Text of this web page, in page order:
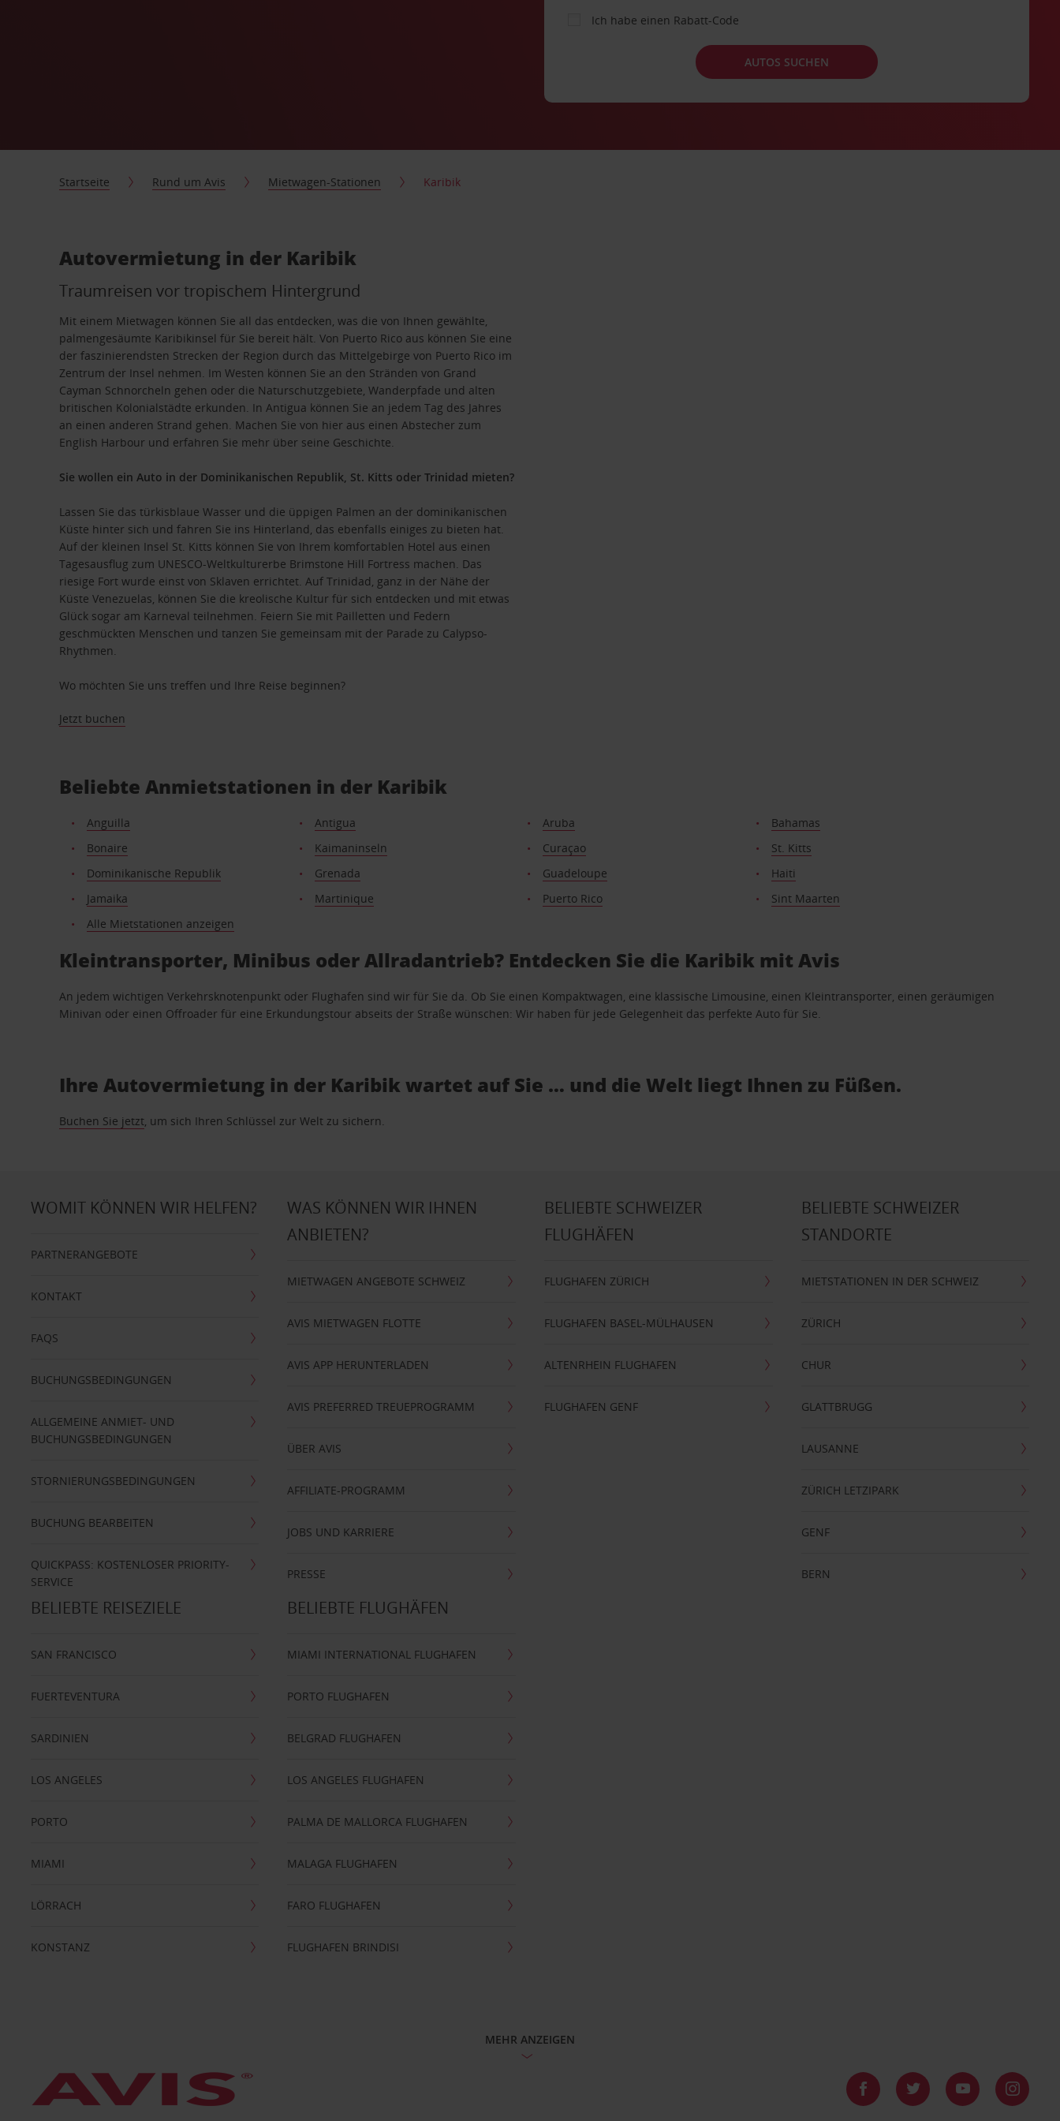
Ich habe einen Rabatt-Code
AUTOS SUCHEN
Startseite Rund um Avis Mietwagen-Stationen Karibik
Autovermietung in der Karibik
Traumreisen vor tropischem Hintergrund
Mit einem Mietwagen können Sie all das entdecken, was die von Ihnen gewählte,
palmengesäumte Karibikinsel für Sie bereit hält. Von Puerto Rico aus können Sie eine
der faszinierendsten Strecken der Region durch das Mittelgebirge von Puerto Rico im
Zentrum der Insel nehmen. Im Westen können Sie an den Stränden von Grand
Cayman Schnorcheln gehen oder die Naturschutzgebiete, Wanderpfade und alten
britischen Kolonialstädte erkunden. In Antigua können Sie an jedem Tag des Jahres
an einen anderen Strand gehen. Machen Sie von hier aus einen Abstecher zum
English Harbour und erfahren Sie mehr über seine Geschichte.
Sie wollen ein Auto in der Dominikanischen Republik, St. Kitts oder Trinidad mieten?
Lassen Sie das türkisblaue Wasser und die üppigen Palmen an der dominikanischen
Küste hinter sich und fahren Sie ins Hinterland, das ebenfalls einiges zu bieten hat.
Auf der kleinen Insel St. Kitts können Sie von Ihrem komfortablen Hotel aus einen
Tagesausflug zum UNESCO-Weltkulturerbe Brimstone Hill Fortress machen. Das
riesige Fort wurde einst von Sklaven errichtet. Auf Trinidad, ganz in der Nähe der
Küste Venezuelas, können Sie die kreolische Kultur für sich entdecken und mit etwas
Glück sogar am Karneval teilnehmen. Feiern Sie mit Pailletten und Federn
geschmückten Menschen und tanzen Sie gemeinsam mit der Parade zu Calypso-
Rhythmen.
Wo möchten Sie uns treffen und Ihre Reise beginnen?
Jetzt buchen
Beliebte Anmietstationen in der Karibik
Anguilla Antigua Aruba
Bahamas
Bonaire
Kaimaninseln Curaçao
St. Kitts
Dominikanische Republik
Grenada Guadeloupe
Haiti
Jamaika
Martinique Puerto Rico
Sint Maarten
Alle Mietstationen anzeigen
Kleintransporter, Minibus oder Allradantrieb? Entdecken Sie die Karibik mit Avis
An jedem wichtigen Verkehrsknotenpunkt oder Flughafen sind wir für Sie da. Ob Sie einen Kompaktwagen, eine klassische Limousine, einen Kleintransporter, einen geräumigen
Minivan oder einen Offroader für eine Erkundungstour abseits der Straße wünschen: Wir haben für jede Gelegenheit das perfekte Auto für Sie.
Ihre Autovermietung in der Karibik wartet auf Sie … und die Welt liegt Ihnen zu Füßen.
Buchen Sie jetzt, um sich Ihren Schlüssel zur Welt zu sichern.
WOMIT KÖNNEN WIR HELFEN?
PARTNERANGEBOTE
KONTAKT
FAQS
BUCHUNGSBEDINGUNGEN
ALLGEMEINE ANMIET- UND
BUCHUNGSBEDINGUNGEN
STORNIERUNGSBEDINGUNGEN
BUCHUNG BEARBEITEN
QUICKPASS: KOSTENLOSER PRIORITY-
SERVICE
WAS KÖNNEN WIR IHNEN
ANBIETEN?
MIETWAGEN ANGEBOTE SCHWEIZ
AVIS MIETWAGEN FLOTTE
AVIS APP HERUNTERLADEN
AVIS PREFERRED TREUEPROGRAMM
ÜBER AVIS
AFFILIATE-PROGRAMM
JOBS UND KARRIERE
PRESSE
BELIEBTE SCHWEIZER
FLUGHÄFEN
FLUGHAFEN ZÜRICH
FLUGHAFEN BASEL-MÜLHAUSEN
ALTENRHEIN FLUGHAFEN
FLUGHAFEN GENF
BELIEBTE SCHWEIZER
STANDORTE
MIETSTATIONEN IN DER SCHWEIZ
ZÜRICH
CHUR
GLATTBRUGG
LAUSANNE
ZÜRICH LETZIPARK
GENF
BERN
BELIEBTE REISEZIELE
SAN FRANCISCO
FUERTEVENTURA
SARDINIEN
LOS ANGELES
PORTO
MIAMI
LÖRRACH
KONSTANZ
BELIEBTE FLUGHÄFEN
MIAMI INTERNATIONAL FLUGHAFEN
PORTO FLUGHAFEN
BELGRAD FLUGHAFEN
LOS ANGELES FLUGHAFEN
PALMA DE MALLORCA FLUGHAFEN
MALAGA FLUGHAFEN
FARO FLUGHAFEN
FLUGHAFEN BRINDISI
MEHR ANZEIGEN